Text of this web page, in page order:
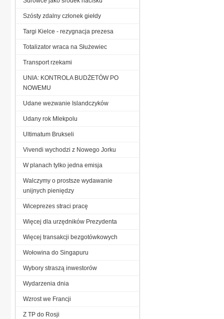
Szósty zdalny członek giełdy
Targi Kielce - rezygnacja prezesa
Totalizator wraca na Służewiec
Transport rzekami
UNIA: KONTROLA BUDŻETÓW PO
NOWEMU
Udane wezwanie Islandczyków
Udany rok Mlekpolu
Ultimatum Brukseli
Vivendi wychodzi z Nowego Jorku
W planach tylko jedna emisja
Walczymy o prostsze wydawanie
unijnych pieniędzy
Wiceprezes straci pracę
Więcej dla urzędników Prezydenta
Więcej transakcji bezgotówkowych
Wołowina do Singapuru
Wybory straszą inwestorów
Wydarzenia dnia
Wzrost we Francji
Z TP do Rosji